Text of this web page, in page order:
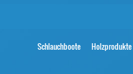
Schlauchboote Holzprodukte